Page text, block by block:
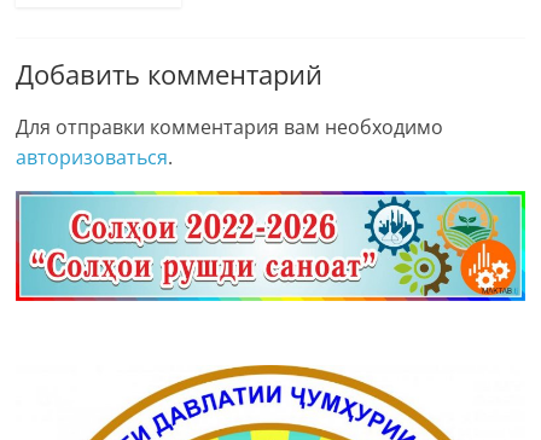
Добавить комментарий
Для отправки комментария вам необходимо
авторизоваться.